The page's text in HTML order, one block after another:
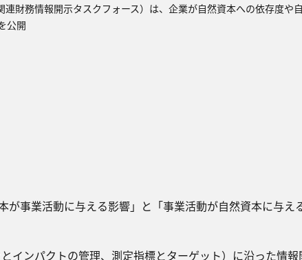
務情報開示タスクフォース）は、企業が自然資本への依存度や
公開
事業活動に与える影響」と「事業活動が自然資本に与え
インパクトの管理、測定指標とターゲット）に沿った情